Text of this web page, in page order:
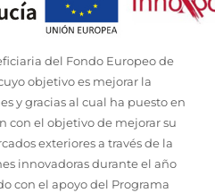
del Fondo Europeo de
objetivo es mejorar la
y gracias al cual ha puesto en
con el objetivo de mejorar su
exteriores a través de la
innovadoras durante el año
con el apoyo del Programa